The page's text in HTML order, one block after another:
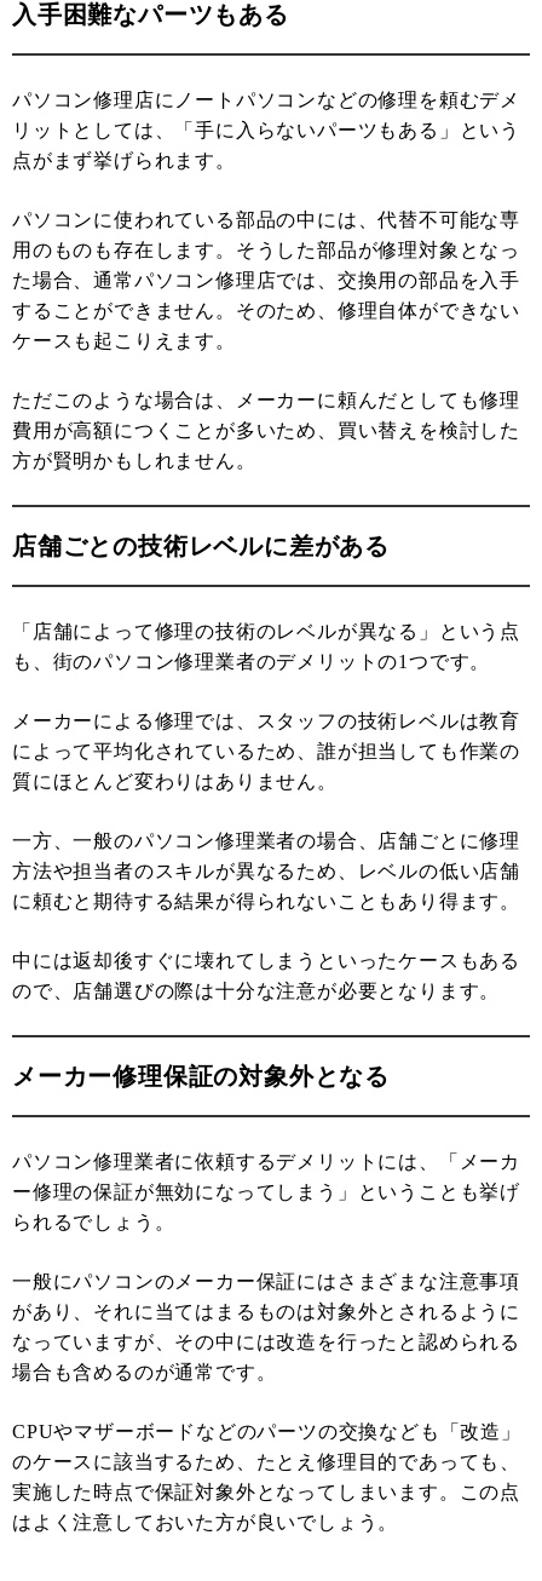
入手困難なパーツもある
パソコン修理店にノートパソコンなどの修理を頼むデメ
リットとしては、「手に入らないパーツもある」という
点がまず挙げられます。
パソコンに使われている部品の中には、代替不可能な専
用のものも存在します。そうした部品が修理対象となっ
た場合、通常パソコン修理店では、交換用の部品を入手
することができません。そのため、修理自体ができない
ケースも起こりえます。
ただこのような場合は、メーカーに頼んだとしても修理
費用が高額につくことが多いため、買い替えを検討した
方が賢明かもしれません。
店舗ごとの技術レベルに差がある
「店舗によって修理の技術のレベルが異なる」という点
も、街のパソコン修理業者のデメリットの1つです。
メーカーによる修理では、スタッフの技術レベルは教育
によって平均化されているため、誰が担当しても作業の
質にほとんど変わりはありません。
一方、一般のパソコン修理業者の場合、店舗ごとに修理
方法や担当者のスキルが異なるため、レベルの低い店舗
に頼むと期待する結果が得られないこともあり得ます。
中には返却後すぐに壊れてしまうといったケースもある
ので、店舗選びの際は十分な注意が必要となります。
メーカー修理保証の対象外となる
パソコン修理業者に依頼するデメリットには、「メーカ
ー修理の保証が無効になってしまう」ということも挙げ
られるでしょう。
一般にパソコンのメーカー保証にはさまざまな注意事項
があり、それに当てはまるものは対象外とされるように
なっていますが、その中には改造を行ったと認められる
場合も含めるのが通常です。
CPUやマザーボードなどのパーツの交換なども「改造」
のケースに該当するため、たとえ修理目的であっても、
実施した時点で保証対象外となってしまいます。この点
はよく注意しておいた方が良いでしょう。